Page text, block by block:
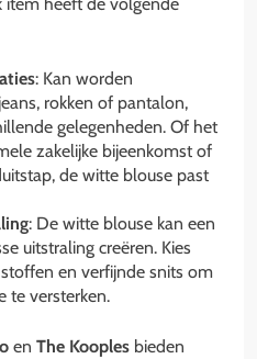
item heeft de volgende
: Kan worden
rokken of pantalon,
gelegenheden. Of het
zakelijke bijeenkomst of
de witte blouse past
: De witte blouse kan een
uitstraling creëren. Kies
en verfijnde snits om
te versterken.
en The Kooples bieden